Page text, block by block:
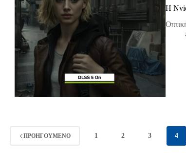
Η
ΠΡΟΗΓΟΎΜΕΝΟ 1 2 3 4